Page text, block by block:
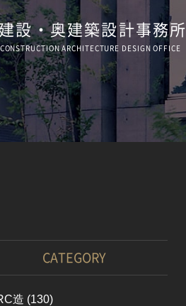
設・奥建築設計事務所
ARCHITECTURE DESIGN OFFICE
CATEGORY
造 (130)